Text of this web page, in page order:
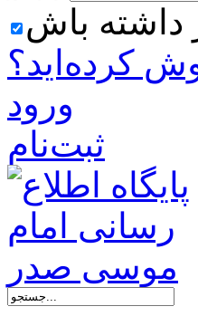
داشته باش
کرده‌اید؟
ورود
ثبت‌نام